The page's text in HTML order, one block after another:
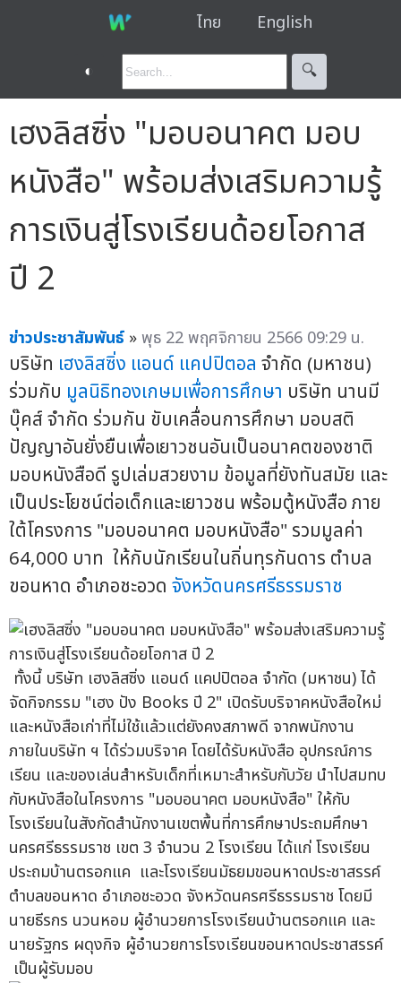
ไทย English
◐ 🔍︎
เฮงลิสซิ่ง "มอบอนาคต มอบ
หนังสือ" พร้อมส่งเสริมความรู้
การเงินสู่โรงเรียนด้อยโอกาส
ปี 2
ข่าวประชาสัมพันธ์ »พุธ 22 พฤศจิกายน 2566 09:29 น.
บริษัท เฮงลิสซิ่ง แอนด์ แคปปิตอล จำกัด (มหาชน)
ร่วมกับ มูลนิธิทองเกษมเพื่อการศึกษา บริษัท นานมี
บุ๊คส์ จำกัด ร่วมกัน ขับเคลื่อนการศึกษา มอบสติ
ปัญญาอันยั่งยืนเพื่อเยาวชนอันเป็นอนาคตของชาติ
มอบหนังสือดี รูปเล่มสวยงาม ข้อมูลที่ยังทันสมัย และ
เป็นประโยชน์ต่อเด็กและเยาวชน พร้อมตู้หนังสือ ภาย
ใต้โครงการ "มอบอนาคต มอบหนังสือ" รวมมูลค่า
64,000 บาท ให้กับนักเรียนในถิ่นทุรกันดาร ตำบล
ขอนหาด อำเภอชะอวด จังหวัดนครศรีธรรมราช
ทั้งนี้ บริษัท เฮงลิสซิ่ง แอนด์ แคปปิตอล จำกัด (มหาชน) ได้
จัดกิจกรรม "เฮง ปัง Books ปี 2" เปิดรับบริจาคหนังสือใหม่
และหนังสือเก่าที่ไม่ใช้แล้วแต่ยังคงสภาพดี จากพนักงาน
ภายในบริษัท ฯ ได้ร่วมบริจาค โดยได้รับหนังสือ อุปกรณ์การ
เรียน และของเล่นสำหรับเด็กที่เหมาะสำหรับกับวัย นำไปสมทบ
กับหนังสือในโครงการ "มอบอนาคต มอบหนังสือ" ให้กับ
โรงเรียนในสังกัดสำนักงานเขตพื้นที่การศึกษาประถมศึกษา
นครศรีธรรมราช เขต 3 จำนวน 2 โรงเรียน ได้แก่ โรงเรียน
ประถมบ้านตรอกแค และโรงเรียนมัธยมขอนหาดประชาสรรค์
ตำบลขอนหาด อำเภอชะอวด จังหวัดนครศรีธรรมราช โดยมี
นายธีรกร นวนหอม ผู้อำนวยการโรงเรียนบ้านตรอกแค และ
นายรัฐกร ผดุงกิจ ผู้อำนวยการโรงเรียนขอนหาดประชาสรรค์
เป็นผู้รับมอบ